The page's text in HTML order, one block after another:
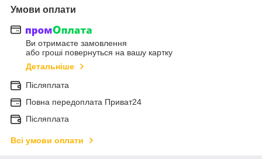
Умови оплати
Ви отримаєте замовлення
або гроші повернуться на вашу картку
Детальніше
Післяплата
Повна передоплата Приват24
Післяплата
Всі умови оплати